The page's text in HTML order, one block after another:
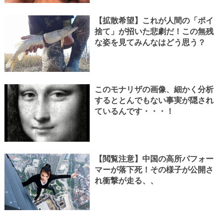
【拡散希望】これが人間の「ポイ
捨て」が招いた悲劇だ！この無残
な姿を見てみんなはどう思う？
このモナリザの画像、細かく分析
するととんでもない事実が隠され
ているんです・・・！
【閲覧注意】中国の高所パフォー
マーが落下死！その様子が公開さ
れ衝撃が走る、、